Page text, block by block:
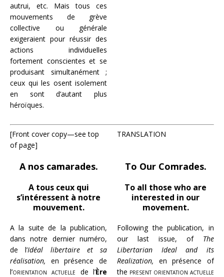
autrui, etc. Mais tous ces
mouvements de grève
collective ou générale
exigeraient pour réussir des
actions individuelles
fortement conscientes et se
produisant simultanément ;
ceux qui les osent isolement
en sont d’autant plus
héroïques.
[Front cover copy—see top
of page]
TRANSLATION
A nos camarades.
A tous ceux qui
s’intéressent à notre
mouvement.
A la suite de la publication,
dans notre dernier numéro,
de l’Idéal libertaire et sa
réalisation, en présence de
l’orientation actuelle de l’Ère
To Our Comrades.
To all those who are
interested in our
movement.
Following the publication, in
our last issue, ofThe
Libertarian Ideal and its
Realization, en présence of
the present orientation actuelle